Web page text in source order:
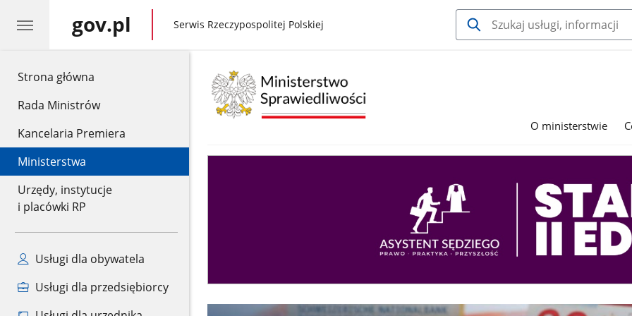
Strona główna
Rada Ministrów
Kancelaria Premiera
Ministerstwa
Urzędy, instytucje
i placówki RP
Usługi dla obywatela
Usługi dla przedsiębiorcy
gov.pl gov.pl
Serwis Rzeczypospolitej Polskiej
O ministerstwie